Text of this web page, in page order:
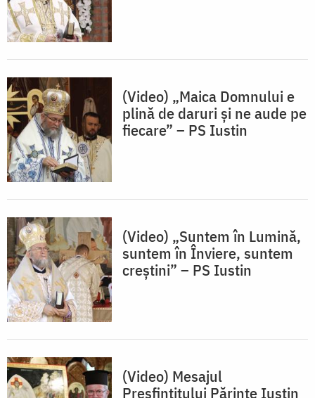
(Video) „Maica Domnului e
plină de daruri și ne aude pe
fiecare” – PS Iustin
(Video) „Suntem în Lumină,
suntem în Înviere, suntem
creștini” – PS Iustin
(Video) Mesajul
Presfințitului Părinte Iustin